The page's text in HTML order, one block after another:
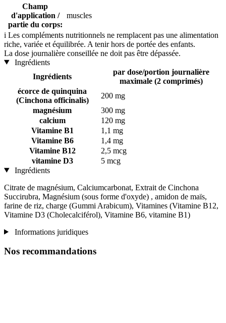
Champ
d'application /
partie du corps:
muscles
i Les compléments nutritionnels ne remplacent pas une alimentation
riche, variée et équilibrée. A tenir hors de portée des enfants.
La dose journalière conseillée ne doit pas être dépassée.
Ingrédients
Ingrédients
par dose/portion journalière
maximale (2 comprimés)
écorce de quinquina
(Cinchona officinalis)
200 mg
magnésium
300 mg
calcium
120 mg
Vitamine B1
1,1 mg
Vitamine B6
1,4 mg
Vitamine B12
2,5 mcg
vitamine D3
5 mcg
Ingrédients
Citrate de magnésium, Calciumcarbonat, Extrait de Cinchona
Succirubra, Magnésium (sous forme d'oxyde) , amidon de maïs,
farine de riz, charge (Gummi Arabicum), Vitamines (Vitamine B12,
Vitamine D3 (Cholecalciférol), Vitamine B6, vitamine B1)
Informations juridiques
Nos recommandations